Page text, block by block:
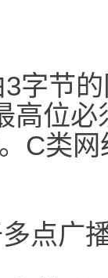
字节
高位必
C类
点广